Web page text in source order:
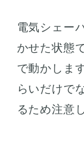
電気シェー
かせた状態
で動かしま
らいだけで
るため注意